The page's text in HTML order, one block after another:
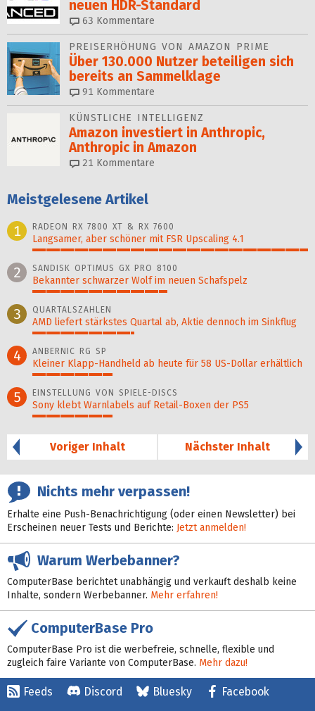
neuen HDR-Standard
63 Kommentare
PREISERHÖHUNG VON AMAZON PRIME
Über 130.000 Nutzer beteiligen sich
bereits an Sammelklage
91 Kommentare
KÜNSTLICHE INTELLIGENZ
Amazon investiert in Anthropic,
Anthropic in Amazon
21 Kommentare
Meistgelesene Artikel
1
RADEON RX 7800 XT & RX 7600
Langsamer, aber schöner mit FSR Upscaling 4.1
2 SANDISK OPTIMUS GX PRO 8100
Bekannter schwarzer Wolf im neuen Schafspelz
3 QUARTALSZAHLEN
AMD liefert stärkstes Quartal ab, Aktie dennoch im Sinkflug
4 ANBERNIC RG SP
Kleiner Klapp-Hand­held ab heute für 58 US-Dollar er­hält­lich
5 EINSTELLUNG VON SPIELE-DISCS
Sony klebt Warnlabels auf Retail-Boxen der PS5
Voriger Inhalt
Nächster Inhalt
Nichts mehr verpassen!
Erhalte eine Push-Benachrichtigung (oder einen Newsletter) bei
Erscheinen neuer Tests und Berichte: Jetzt anmelden!
Warum Werbebanner?
ComputerBase berichtet unabhängig und verkauft deshalb keine
Inhalte, sondern Werbebanner. Mehr erfahren!
ComputerBase Pro
ComputerBase Pro ist die werbefreie, schnelle, flexible und
zugleich faire Variante von ComputerBase. Mehr dazu!
Feeds Discord Bluesky
Facebook